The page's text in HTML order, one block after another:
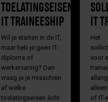
TOELATINGSEISEN
IT TRAINEESHIP
Wil je starten in de IT,
maar heb je geen IT-
diploma of
werkervaring? Dan
vraag je je misschien
af welke
toelatingseisen écht
IT
Het
voor
of IT-